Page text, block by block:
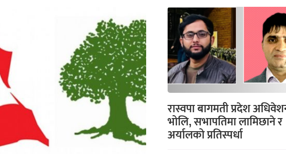
रास्वपा बागमती प्रदेश
भोलि, सभापतिमा लामिछाने र
अर्यालको प्रतिस्पर्धा